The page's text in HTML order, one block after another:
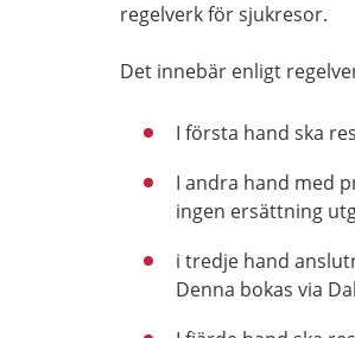
regelverk för sjukresor.
Det innebär enligt
I första hand ska
I andra hand med
ingen ersättning
i tredje hand
Denna bokas via